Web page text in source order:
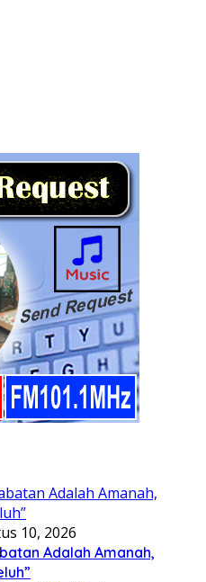
10, 2026
Adalah Amanah,